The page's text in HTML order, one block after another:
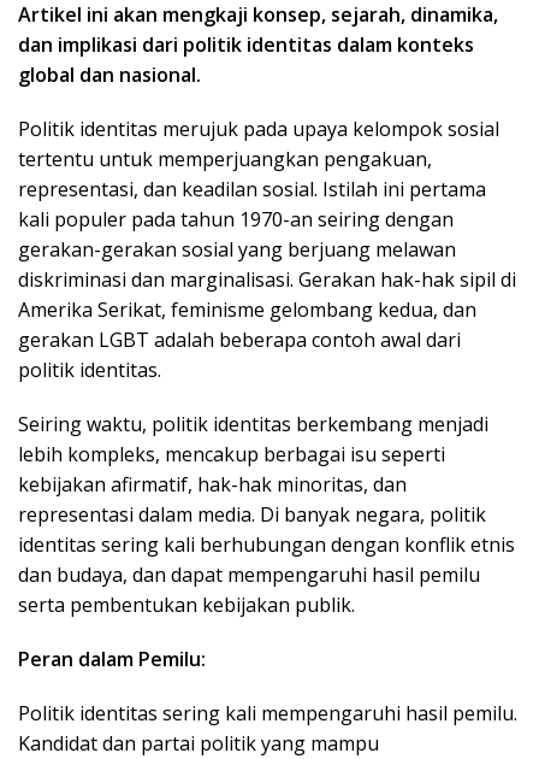
Artikel ini akan mengkaji konsep, sejarah, dinamika,
dan implikasi dari politik identitas dalam konteks
global dan nasional.
Politik identitas merujuk pada upaya kelompok sosial
tertentu untuk memperjuangkan pengakuan,
representasi, dan keadilan sosial. Istilah ini pertama
kali populer pada tahun 1970-an seiring dengan
gerakan-gerakan sosial yang berjuang melawan
diskriminasi dan marginalisasi. Gerakan hak-hak sipil di
Amerika Serikat, feminisme gelombang kedua, dan
gerakan LGBT adalah beberapa contoh awal dari
politik identitas.
Seiring waktu, politik identitas berkembang menjadi
lebih kompleks, mencakup berbagai isu seperti
kebijakan afirmatif, hak-hak minoritas, dan
representasi dalam media. Di banyak negara, politik
identitas sering kali berhubungan dengan konflik etnis
dan budaya, dan dapat mempengaruhi hasil pemilu
serta pembentukan kebijakan publik.
Peran dalam Pemilu:
Politik identitas sering kali mempengaruhi hasil pemilu.
Kandidat dan partai politik yang mampu